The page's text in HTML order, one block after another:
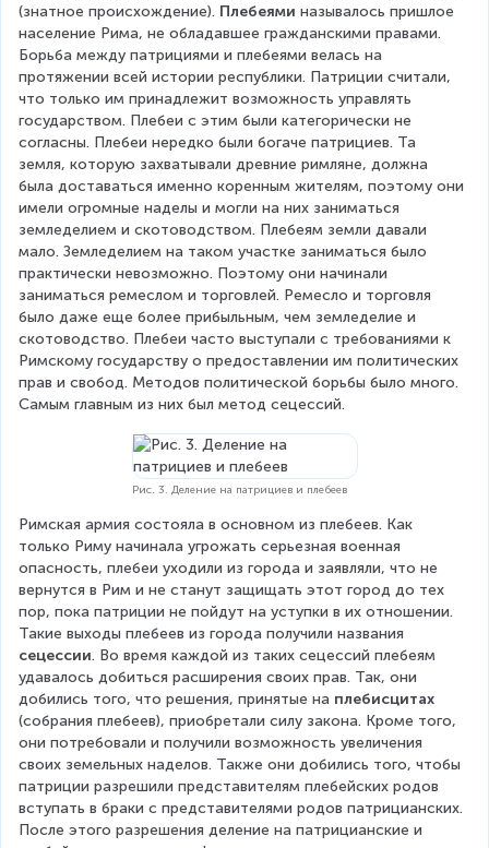
(знатное происхождение). Плебеями называлось пришлое
население Рима, не обладавшее гражданскими правами.
Борьба между патрициями и плебеями велась на
протяжении всей истории республики. Патриции считали,
что только им принадлежит возможность управлять
государством. Плебеи с этим были категорически не
согласны. Плебеи нередко были богаче патрициев. Та
земля, которую захватывали древние римляне, должна
была доставаться именно коренным жителям, поэтому они
имели огромные наделы и могли на них заниматься
земледелием и скотоводством. Плебеям земли давали
мало. Земледелием на таком участке заниматься было
практически невозможно. Поэтому они начинали
заниматься ремеслом и торговлей. Ремесло и торговля
было даже еще более прибыльным, чем земледелие и
скотоводство. Плебеи часто выступали с требованиями к
Римскому государству о предоставлении им политических
прав и свобод. Методов политической борьбы было много.
Самым главным из них был метод сецессий.
Рис. 3. Деление на патрициев и плебеев
Римская армия состояла в основном из плебеев. Как
только Риму начинала угрожать серьезная военная
опасность, плебеи уходили из города и заявляли, что не
вернутся в Рим и не станут защищать этот город до тех
пор, пока патриции не пойдут на уступки в их отношении.
Такие выходы плебеев из города получили названия
сецессии. Во время каждой из таких сецессий плебеям
удавалось добиться расширения своих прав. Так, они
добились того, что решения, принятые на плебисцитах
(собрания плебеев), приобретали силу закона. Кроме того,
они потребовали и получили возможность увеличения
своих земельных наделов. Также они добились того, чтобы
патриции разрешили представителям плебейских родов
вступать в браки с представителями родов патрицианских.
После этого разрешения деление на патрицианские и